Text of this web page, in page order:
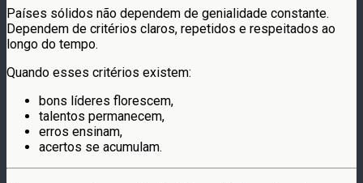
Países sólidos não dependem de genialidade constante.
Dependem de critérios claros, repetidos e respeitados ao
longo do tempo.
Quando esses critérios existem:
bons líderes florescem,
talentos permanecem,
erros ensinam,
acertos se acumulam.